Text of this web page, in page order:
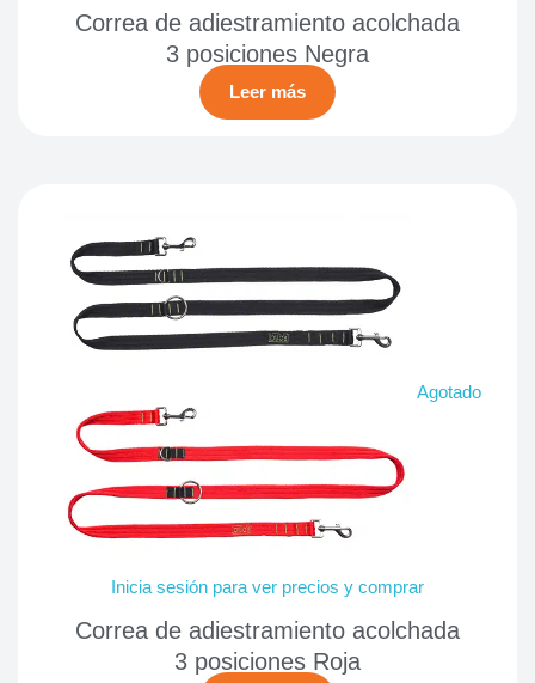
Correa de adiestramiento acolchada
3 posiciones Negra
Leer más
Agotado
Inicia sesión para ver precios y comprar
Correa de adiestramiento acolchada
3 posiciones Roja